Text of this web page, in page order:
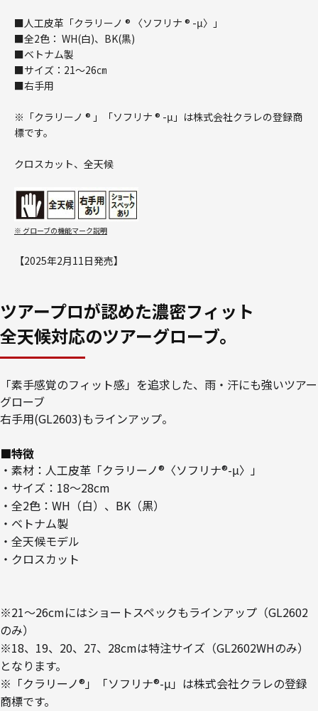
■人工皮革「クラリーノ ® 〈ソフリナ ® -μ〉」
■全2色： WH(白)、BK(黒)
■ベトナム製
■サイズ：21～26㎝
■右手用
※「クラリーノ ® 」「ソフリナ ® -μ」は株式会社クラレの登録商
標です。
クロスカット、全天候
※ グローブの機能マーク説明
【2025年2月11日発売】
ツアープロが認めた濃密フィット
全天候対応のツアーグローブ。
「素手感覚のフィット感」を追求した、雨・汗にも強いツアー
グローブ
右手用(GL2603)もラインアップ。
■特徴
・素材：人工皮革「クラリーノ®〈ソフリナ®-μ〉」
・サイズ：18～28cm
・全2色：WH（白）、BK（黒）
・ベトナム製
・全天候モデル
・クロスカット
※21～26cmにはショートスペックもラインアップ（GL2602
のみ）
※18、19、20、27、28cmは特注サイズ（GL2602WHのみ）
となります。
※「クラリーノ®」「ソフリナ®-μ」は株式会社クラレの登録
商標です。